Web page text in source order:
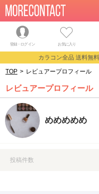
登録・ログイン お気に入り
カラコン全品 送料無
TOP > レビュアープロフィール
レビュアープロフィール
めめめめめ
投稿件数